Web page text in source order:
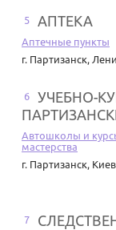
5 АПТЕКА
Аптечные пункты
г. Партизанск,
6
УЧЕБНО-
Автошколы и
мастерства
г. Партизанск,
7